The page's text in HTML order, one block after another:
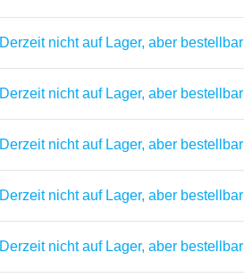
Derzeit nicht auf Lager, aber bestellbar
Derzeit nicht auf Lager, aber bestellbar
Derzeit nicht auf Lager, aber bestellbar
Derzeit nicht auf Lager, aber bestellbar
Derzeit nicht auf Lager, aber bestellbar